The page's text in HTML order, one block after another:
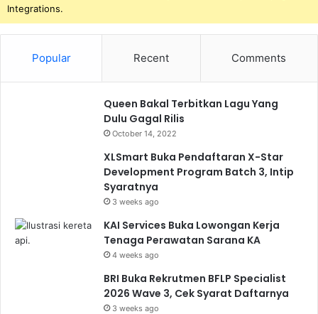
Integrations.
Popular Recent Comments
Queen Bakal Terbitkan Lagu Yang
Dulu Gagal Rilis
October 14, 2022
XLSmart Buka Pendaftaran X-Star
Development Program Batch 3, Intip
Syaratnya
3 weeks ago
KAI Services Buka Lowongan Kerja
Tenaga Perawatan Sarana KA
4 weeks ago
BRI Buka Rekrutmen BFLP Specialist
2026 Wave 3, Cek Syarat Daftarnya
3 weeks ago